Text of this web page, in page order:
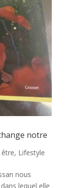
notre
être, Lifestyle
nous
lequel elle